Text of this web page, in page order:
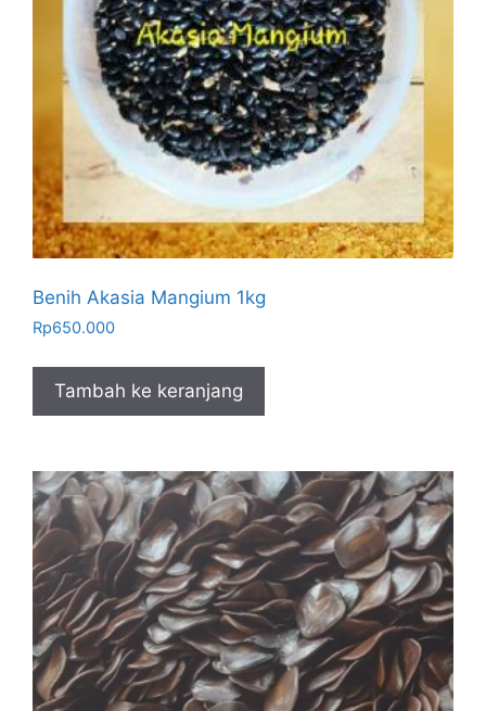
Benih Akasia Mangium 1kg
Rp650.000
Tambah ke keranjang